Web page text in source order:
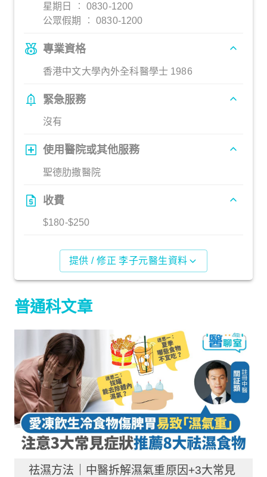
星期日 ︰ 0830-1200
公眾假期 ︰ 0830-1200
專業資格
香港中文大學內外全科醫學士 1986
緊急服務
沒有
使用醫院或其他服務
聖德肋撒醫院
收費
$180-$250
提供 / 修正 李子元醫生資料
普通科文章
祛濕方法｜中醫拆解濕氣重原因+3大常見